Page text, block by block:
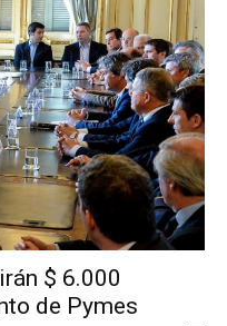
$ 6.000
de Pymes